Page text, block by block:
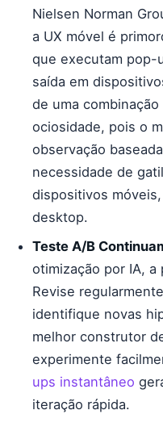
Nielsen Norman
a UX móvel é
que executam pop-
saída em
de uma
ociosidade, pois o
observação
necessidade de
dispositivos
desktop.
Teste A/B
otimização por IA, a
Revise
identifique novas
melhor construtor
experimente
ups instantâneo
iteração rápida.